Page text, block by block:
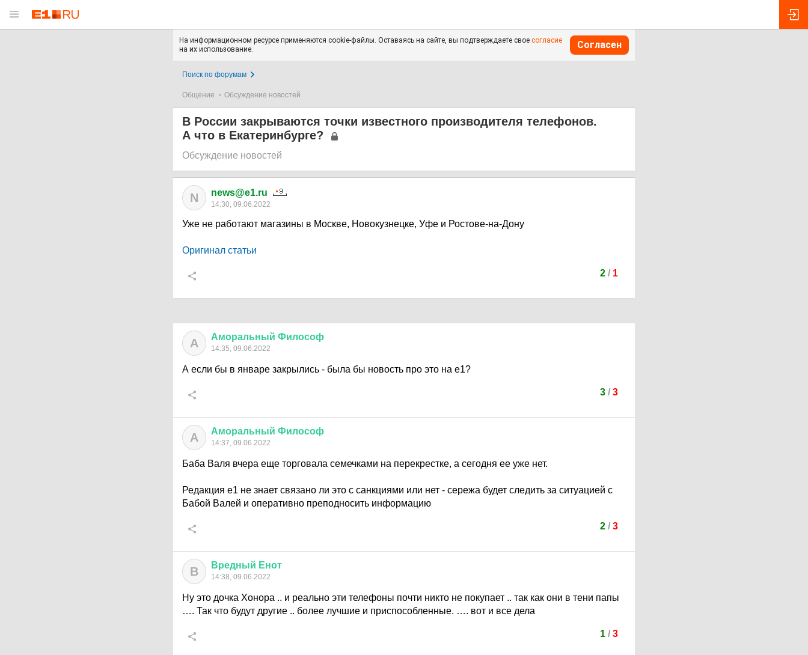
На информационном ресурсе применяются cookie-файлы. Оставаясь на сайте, вы подтверждаете свое согласие
на их использование.
Согласен
Поиск по форумам
Общение Обсуждение новостей
В России закрываются точки известного производителя телефонов.
А что в Екатеринбурге?
Обсуждение новостей
N news@e1.ru
14:30, 09.06.2022
Уже не работают магазины в Москве, Новокузнецке, Уфе и Ростове-на-Дону
Оригинал статьи
2/ 1
А Аморальный Философ
14:35, 09.06.2022
А если бы в январе закрылись - была бы новость про это на е1?
3/ 3
А Аморальный Философ
14:37, 09.06.2022
Баба Валя вчера еще торговала семечками на перекрестке, а сегодня ее уже нет.
Редакция е1 не знает связано ли это с санкциями или нет - сережа будет следить за ситуацией с
Бабой Валей и оперативно преподносить информацию
2/ 3
В Вредный Енот
14:38, 09.06.2022
Ну это дочка Хонора .. и реально эти телефоны почти никто не покупает .. так как они в тени папы
…. Так что будут другие .. более лучшие и приспособленные. …. вот и все дела
1/ 3